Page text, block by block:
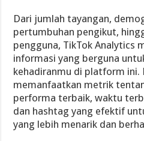
Dari jumlah tayangan,
pertumbuhan pengikut,
pengguna, TikTok Analytics
informasi yang berguna
kehadiranmu di platform ini.
memanfaatkan metrik
performa terbaik, waktu
dan hashtag yang efektif
yang lebih menarik dan